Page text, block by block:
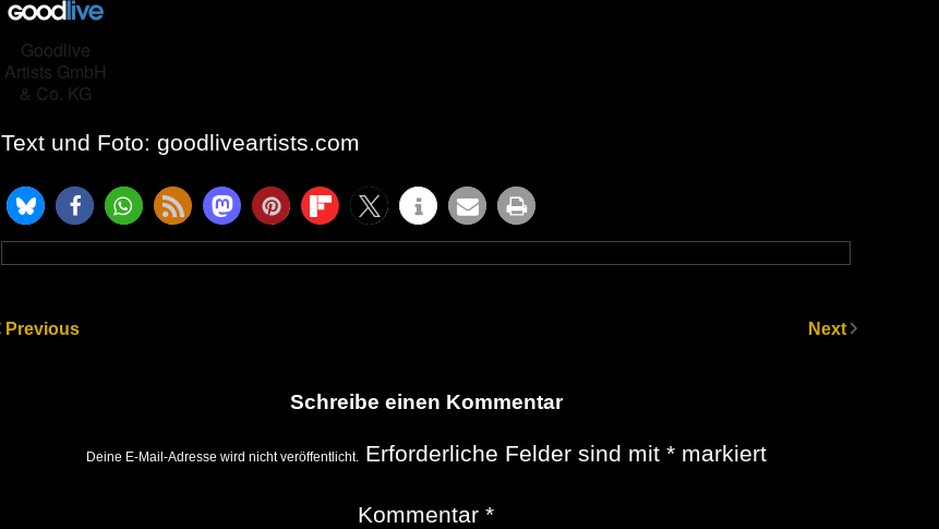
Goodlive
Artists GmbH
& Co. KG
Text und Foto: goodliveartists.com
Previous Next
Schreibe einen Kommentar
Deine E-Mail-Adresse wird nicht veröffentlicht. Erforderliche Felder sind mit *markiert
Kommentar*